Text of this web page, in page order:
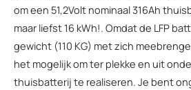
om een 51,2Volt nominaal 316Ah
maar liefst 16 kWh!. Omdat de LFP
gewicht (110 KG) met zich
het mogelijk om ter plekke en uit
thuisbatterij te realiseren. Je bent